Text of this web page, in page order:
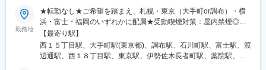
勤務地
★転勤なし★ご希望を踏まえ、札幌・東京（大手町or調布）・横
浜・富士・福岡のいずれかに配属★受動喫煙対策：屋内禁煙◎お
客さま先への訪問時は直行直帰も可【札幌本社】北海道札幌市中
央区大通西15-1-10 ITOメディカルビル札幌6F＜アクセス＞「西
18丁目駅」「西15丁目駅」より徒歩2分【東京営業所】東京都千
【最寄り駅】
西１５丁目駅、大手町駅(東京都)、調布駅、石川町駅、富士駅、渡
辺通駅、西１８丁目駅、東京駅、伊勢佐木長者町駅、薬院駅、西